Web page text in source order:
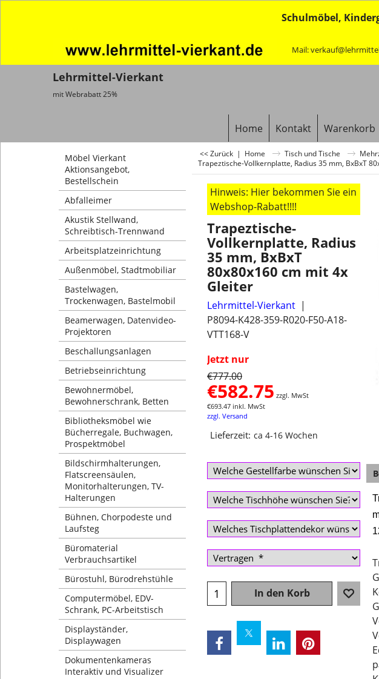
Schulmöbel,
Mail:
Lehrmittel-Vierkant
mit Webrabatt 25%
Home Kontakt Warenkorb
Möbel Vierkant
Aktionsangebot,
Bestellschein
Abfalleimer
Akustik Stellwand,
Schreibtisch-Trennwand
Arbeitsplatzeinrichtung
Außenmöbel, Stadtmobiliar
Bastelwagen,
Trockenwagen, Bastelmobil
Beamerwagen, Datenvideo-
Projektoren
Beschallungsanlagen
Betriebseinrichtung
Bewohnermöbel,
Bewohnerschrank, Betten
Bibliotheksmöbel wie
Bücherregale, Buchwagen,
Prospektmöbel
Bildschirmhalterungen,
Flatscreensäulen,
Monitorhalterungen, TV-
Halterungen
Bühnen, Chorpodeste und
Laufsteg
Büromaterial
Verbrauchsartikel
Bürostuhl, Bürodrehstühle
Computermöbel, EDV-
Schrank, PC-Arbeitstisch
Displayständer,
Displaywagen
Dokumentenkameras
Interaktiv und Visualizer
<< Zurück | Home Tisch und Tische
Trapeztische-Vollkernplatte, Radius 35 mm, BxBxT
Hinweis: Hier bekommen Sie ein
Webshop-Rabatt!!!!
Trapeztische-
Vollkernplatte, Radius
35 mm, BxBxT
80x80x160 cm mit 4x
Gleiter
Lehrmittel-Vierkant
P8094-K428-359-R020-F50-A18-
VTT168-V
Jetzt nur
€777.00
€582.75 zzgl. MwSt
€693.47 inkl. MwSt
zzgl. Versand
Lieferzeit: ca 4-16 Wochen
In den Korb